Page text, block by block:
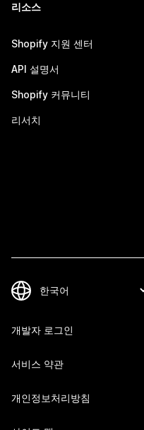
리소스
Shopify 지원 센터
API 설명서
Shopify 커뮤니티
리서치
개발자 로그인
서비스 약관
개인정보처리방침